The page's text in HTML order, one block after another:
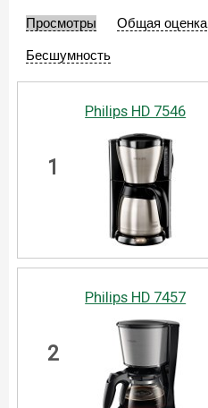
Просмотры Общая оценка
Бесшумность
1
Philips HD 7546
2
Philips HD 7457